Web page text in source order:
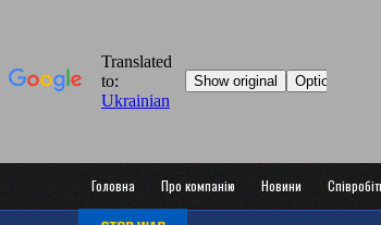
Головна Про компанію Новини